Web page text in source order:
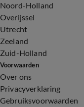
Noord-Holland
Overijssel
Utrecht
Zeeland
Zuid-Holland
Voorwaarden
Over ons
Privacyverklaring
Gebruiksvoorwaarden